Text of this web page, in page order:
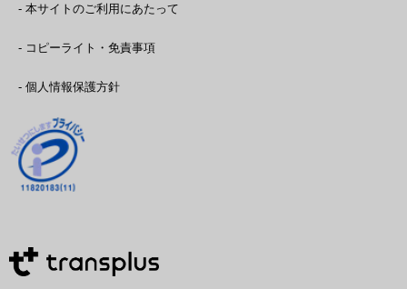
- 本サイトのご利用にあたって
- コピーライト・免責事項
- 個人情報保護方針